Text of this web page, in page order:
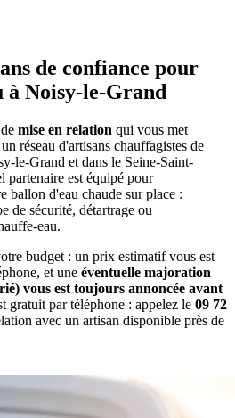
de confiance pour
à Noisy-le-Grand
mise en relation qui vous met
réseau d'artisans chauffagistes de
le-Grand et dans le Seine-Saint-
partenaire est équipé pour
ballon d'eau chaude sur place :
de sécurité, détartrage ou
eau.
budget : un prix estimatif vous est
et une éventuelle majoration
vous est toujours annoncée avant
gratuit par téléphone : appelez le 09 72
avec un artisan disponible près de